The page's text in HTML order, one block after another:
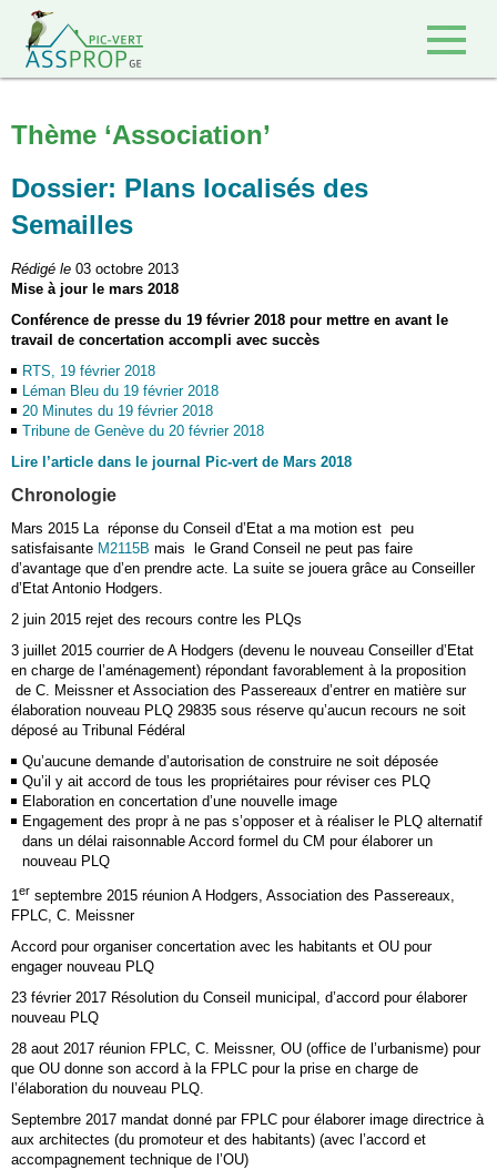
Thème ‘Association’
Dossier: Plans localisés des
Semailles
Rédigé le 03 octobre 2013
Mise à jour le mars 2018
Conférence de presse du 19 février 2018 pour mettre en avant le
travail de concertation accompli avec succès
RTS, 19 février 2018
Léman Bleu du 19 février 2018
20 Minutes du 19 février 2018
Tribune de Genève du 20 février 2018
Lire l’article dans le journal Pic-vert de Mars 2018
Chronologie
Mars 2015 La réponse du Conseil d’Etat a ma motion est peu
satisfaisante M2115B mais le Grand Conseil ne peut pas faire
d’avantage que d’en prendre acte. La suite se jouera grâce au Conseiller
d’Etat Antonio Hodgers.
2 juin 2015 rejet des recours contre les PLQs
3 juillet 2015 courrier de A Hodgers (devenu le nouveau Conseiller d’Etat
en charge de l’aménagement) répondant favorablement à la proposition
de C. Meissner et Association des Passereaux d’entrer en matière sur
élaboration nouveau PLQ 29835 sous réserve qu’aucun recours ne soit
déposé au Tribunal Fédéral
Qu’aucune demande d’autorisation de construire ne soit déposée
Qu’il y ait accord de tous les propriétaires pour réviser ces PLQ
Elaboration en concertation d’une nouvelle image
Engagement des propr à ne pas s’opposer et à réaliser le PLQ alternatif
dans un délai raisonnable Accord formel du CM pour élaborer un
nouveau PLQ
1er septembre 2015 réunion A Hodgers, Association des Passereaux,
FPLC, C. Meissner
Accord pour organiser concertation avec les habitants et OU pour
engager nouveau PLQ
23 février 2017 Résolution du Conseil municipal, d’accord pour élaborer
nouveau PLQ
28 aout 2017 réunion FPLC, C. Meissner, OU (office de l’urbanisme) pour
que OU donne son accord à la FPLC pour la prise en charge de
l’élaboration du nouveau PLQ.
Septembre 2017 mandat donné par FPLC pour élaborer image directrice à
aux architectes (du promoteur et des habitants) (avec l’accord et
accompagnement technique de l’OU)